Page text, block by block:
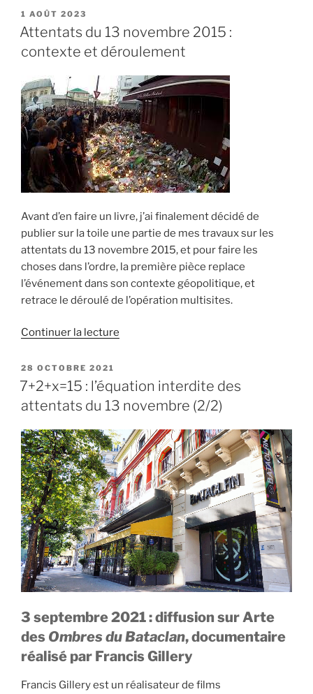
PUBLIÉ
LE
1 AOÛT 2023
Attentats du 13 novembre 2015 :
contexte et déroulement
Avant d’en faire un livre, j’ai finalement décidé de
publier sur la toile une partie de mes travaux sur les
attentats du 13 novembre 2015, et pour faire les
choses dans l’ordre, la première pièce replace
l’événement dans son contexte géopolitique, et
retrace le déroulé de l’opération multisites.
Continuer la lecture
13
novembre
2015
:
contexte
et
déroulement »
PUBLIÉ
LE
28 OCTOBRE 2021
7+2+x=15 : l’équation interdite des
attentats du 13 novembre (2/2)
3 septembre 2021 : diffusion sur Arte
des Ombres du Bataclan, documentaire
réalisé par Francis Gillery
Francis Gillery est un réalisateur de films